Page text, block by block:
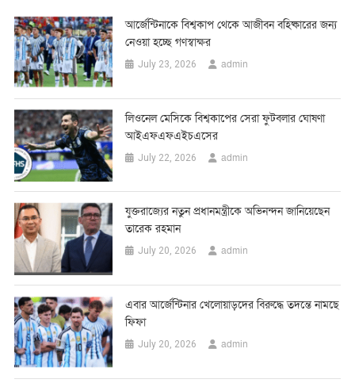
আর্জেন্টিনাকে বিশ্বকাপ থেকে আজীবন বহিষ্কারের জন্য
নেওয়া হচ্ছে গণস্বাক্ষর
July 23, 2026 admin
লিওনেল মেসিকে বিশ্বকাপের সেরা ফুটবলার ঘোষণা
আইএফএফএইচএসের
July 22, 2026 admin
যুক্তরাজ্যের নতুন প্রধানমন্ত্রীকে অভিনন্দন জানিয়েছেন
তারেক রহমান
July 20, 2026 admin
এবার আর্জেন্টিনার খেলোয়াড়দের বিরুদ্ধে তদন্তে নামছে
ফিফা
July 20, 2026 admin